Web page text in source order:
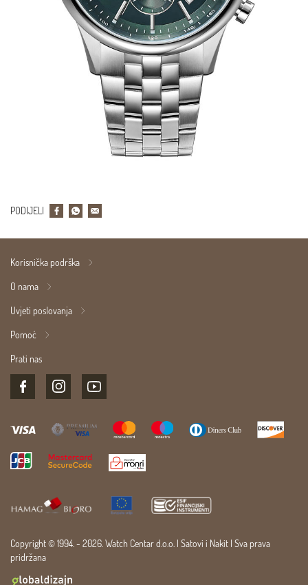
PODIJELI
Korisnička podrška
O nama
Uvjeti poslovanja
Pomoć
Prati nas
Copyright © 1994. - 2026. Watch Centar d.o.o. | Satovi i Nakit | Sva prava
pridržana